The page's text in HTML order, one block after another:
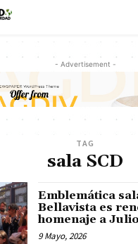
- Advertisement -
TAG
sala SCD
Emblemática
Bellavista es
homenaje a
9 Mayo, 2026